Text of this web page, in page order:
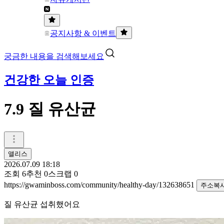
공지사항 & 이벤트
궁금한 내용을 검색해보세요
건강한 오늘 인증
7.9 질 유산균
앨리스
2026.07.09 18:18
조회 6추천 0스크랩 0
https://gwaminboss.com/community/healthy-day/132638651
주소복
질 유산균 섭취했어요